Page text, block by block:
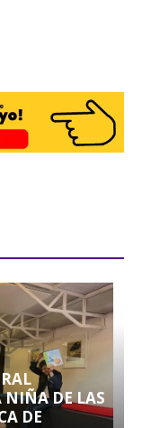
NIÑA DE LAS
DE